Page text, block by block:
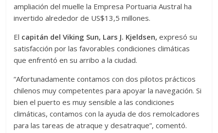
ampliación del muelle la Empresa Portuaria Austral ha
invertido alrededor de US$13,5 millones.
El capitán del Viking Sun, Lars J. Kjeldsen, expresó su
satisfacción por las favorables condiciones climáticas
que enfrentó en su arribo a la ciudad.
“Afortunadamente contamos con dos pilotos prácticos
chilenos muy competentes para apoyar la navegación. Si
bien el puerto es muy sensible a las condiciones
climáticas, contamos con la ayuda de dos remolcadores
para las tareas de atraque y desatraque”, comentó.